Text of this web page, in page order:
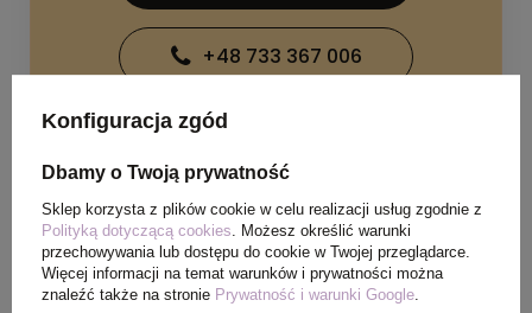
+48 733 367 006
SPECYFIKACJA PRODUKTU
Konfiguracja zgód
Dbamy o Twoją prywatność
Sklep korzysta z plików cookie w celu realizacji usług zgodnie z
Polityką dotyczącą cookies. Możesz określić warunki
przechowywania lub dostępu do cookie w Twojej przeglądarce.
Więcej informacji na temat warunków i prywatności można
znaleźć także na stronie Prywatność i warunki Google.